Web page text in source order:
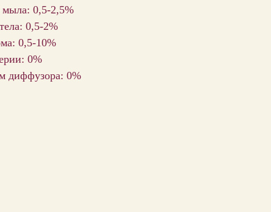
мыла: 0,5-2,5%
0,5-2%
0,5-10%
0%
диффузора: 0%